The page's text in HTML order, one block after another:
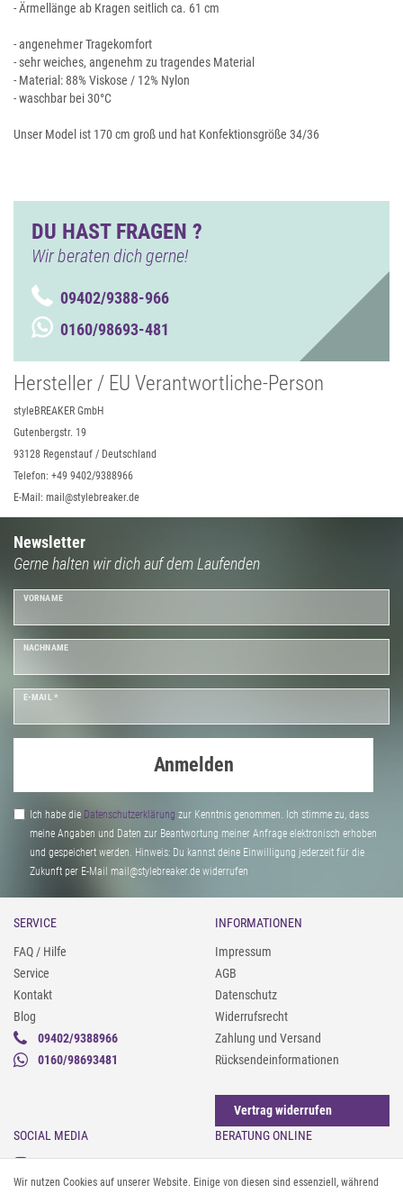
- Ärmellänge ab Kragen seitlich ca. 61 cm
- angenehmer Tragekomfort
- sehr weiches, angenehm zu tragendes Material
- Material: 88% Viskose / 12% Nylon
- waschbar bei 30°C
Unser Model ist 170 cm groß und hat Konfektionsgröße 34/36
DU HAST FRAGEN ?
Wir beraten dich gerne!
09402/9388-966
0160/98693-481
Hersteller / EU Verantwortliche-Person
styleBREAKER GmbH
Gutenbergstr. 19
93128 Regenstauf / Deutschland
Telefon: +49 9402/9388966
E-Mail: mail@stylebreaker.de
Newsletter
Gerne halten wir dich auf dem Laufenden
VORNAME
NACHNAME
E-MAIL *
Anmelden
Ich habe die Daten­schutz­erklärung zur Kenntnis genommen. Ich stimme zu, dass
meine Angaben und Daten zur Beantwortung meiner Anfrage elektronisch erhoben
und gespeichert werden. Hinweis: Du kannst deine Einwilligung jederzeit für die
Zukunft per E-Mail mail@stylebreaker.de widerrufen
SERVICE
FAQ / Hilfe
Service
Kontakt
Blog
09402/9388966
0160/98693481
INFORMATIONEN
Impressum
AGB
Datenschutz
Widerrufsrecht
Zahlung und Versand
Rücksendeinformationen
Vertrag widerrufen
SOCIAL MEDIA
Instagram
Facebook
BERATUNG ONLINE
Gürtel messen & kürzen
Sonnenbrillen & UV-Schutz
Wir nutzen Cookies auf unserer Website. Einige von diesen sind essenziell, während